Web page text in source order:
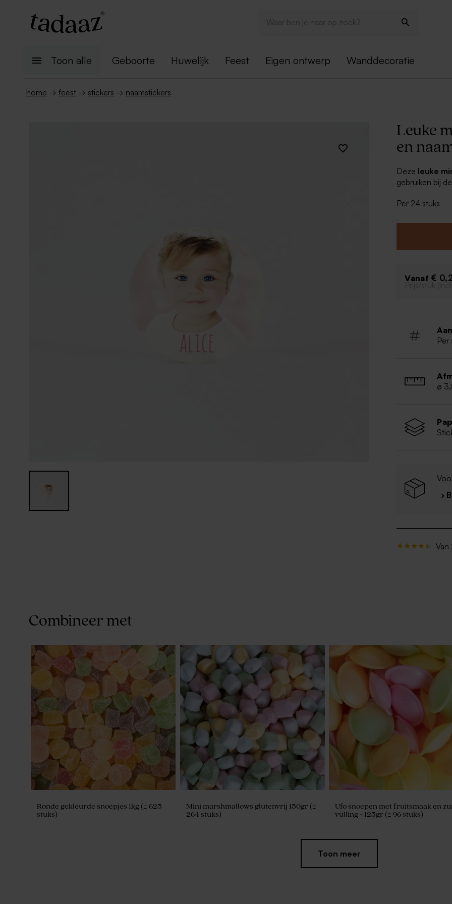
Toon alle Geboorte Huwelijk Feest Eigen ontwerp Wanddecoratie
home → feest → stickers → naamstickers
Leuke
en
Deze leuke
gebruiken bij
origineel
Per 24 stuks
Vanaf €
Prijs/stuk
Per
ø
›
Combineer met
Ronde gekleurde snoepjes 1kg (± 625
stuks)
Mini marshmallows glutenvrij 150gr (±
264 stuks)
Ufo snoepen met fruitsmaak en
vulling - 125gr (± 96 stuks)
Toon meer